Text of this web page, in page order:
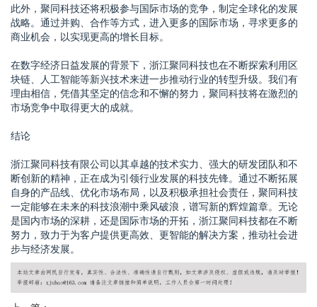
此外，聚同科技还将积极参与国际市场的竞争，制定全球化的发展
战略。通过并购、合作等方式，进入更多的国际市场，寻求更多的
商业机会，以实现更高的增长目标。
在数字经济日益发展的背景下，浙江聚同科技也在不断探索利用区
块链、人工智能等新兴技术来进一步推动行业的转型升级。我们有
理由相信，凭借其坚定的信念和不懈的努力，聚同科技将在激烈的
市场竞争中取得更大的成就。
结论
浙江聚同科技有限公司以其卓越的技术实力、强大的研发团队和不
断创新的精神，正在成为引领行业发展的科技先锋。通过不断拓展
自身的产品线、优化市场布局，以及积极承担社会责任，聚同科技
一定能够在未来的科技浪潮中乘风破浪，谱写新的辉煌篇章。无论
是国内市场的深耕，还是国际市场的开拓，浙江聚同科技都在不断
努力，致力于为客户提供更高效、更智能的解决方案，推动社会进
步与经济发展。